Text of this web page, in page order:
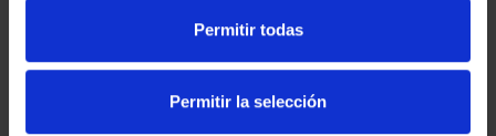
Permitir todas
Permitir la selección